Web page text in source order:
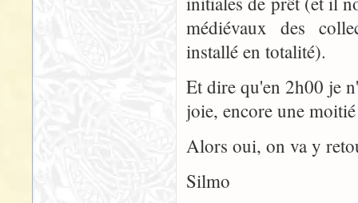
médiévaux des
installé en totalité).
Et dire qu'en 2h00 je
joie, encore une
Alors oui, on va y
Silmo